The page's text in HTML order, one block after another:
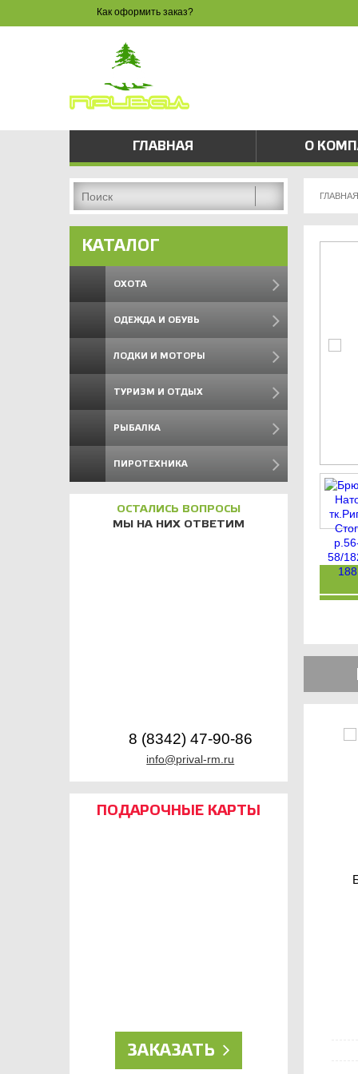
Как оформить заказ?
ГЛАВНАЯ О
КАТАЛОГ
ОХОТА
ОДЕЖДА И ОБУВЬ
ЛОДКИ И МОТОРЫ
ТУРИЗМ И ОТДЫХ
РЫБАЛКА
ПИРОТЕХНИКА
ОСТАЛИСЬ ВОПРОСЫ
МЫ НА НИХ ОТВЕТИМ
8 (8342) 47-90-86
info@prival-rm.ru
ПОДАРОЧНЫЕ КАРТЫ
ЗАКАЗАТЬ
ГЛАВНАЯ